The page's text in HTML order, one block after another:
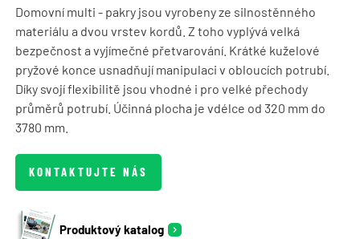
Domovní multi - pakry jsou vyrobeny ze silnostěnného
materiálu a dvou vrstev kordů. Z toho vyplývá velká
bezpečnost a vyjímečné přetvarování. Krátké kuželové
pryžové konce usnadňují manipulaci v obloucích potrubí.
Díky svojí flexibilitě jsou vhodné i pro velké přechody
průměrů potrubí. Účinná plocha je vdélce od 320 mm do
3780 mm.
KONTAKTUJTE NÁS
Produktový katalog